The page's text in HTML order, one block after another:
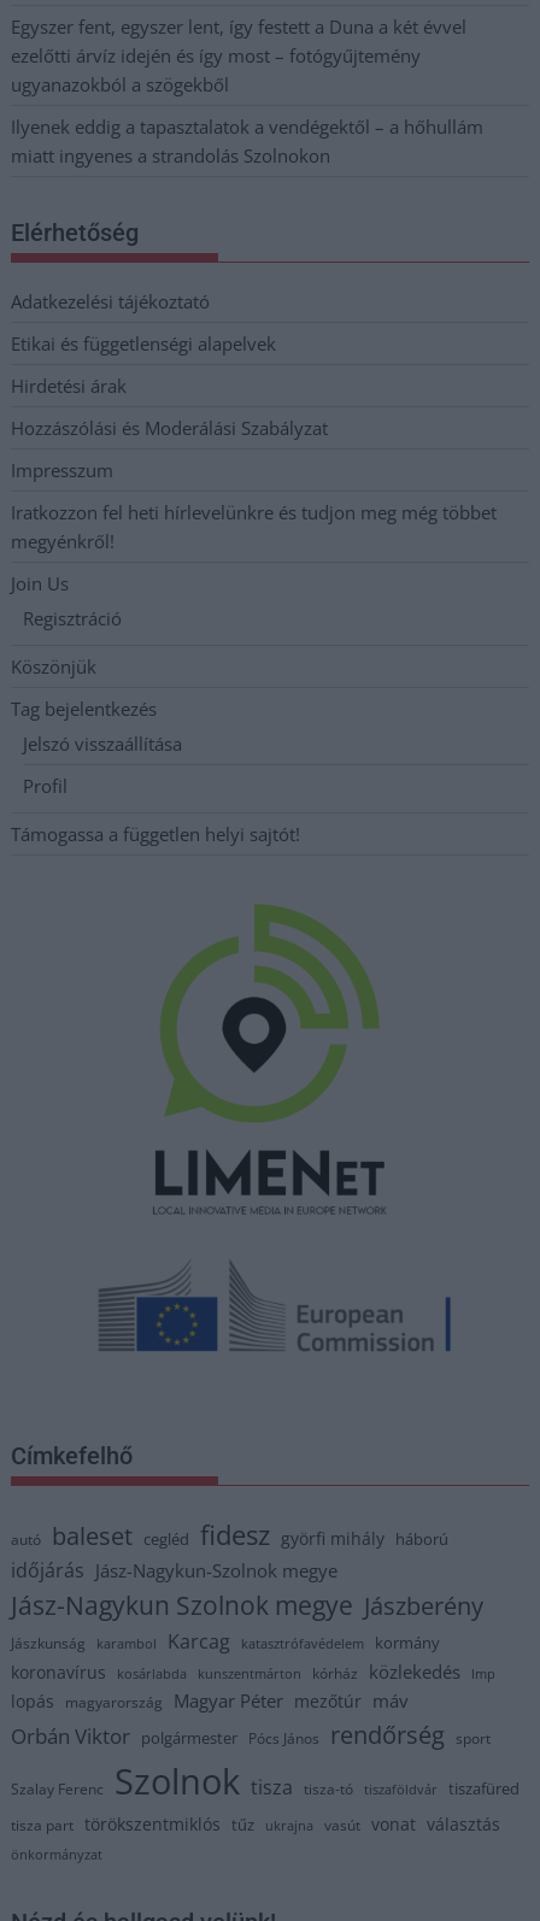
Egyszer fent, egyszer lent, így festett a Duna a két évvel
ezelőtti árvíz idején és így most – fotógyűjtemény
ugyanazokból a szögekből
Ilyenek eddig a tapasztalatok a vendégektől – a hőhullám
miatt ingyenes a strandolás Szolnokon
Elérhetőség
Adatkezelési tájékoztató
Etikai és függetlenségi alapelvek
Hirdetési árak
Hozzászólási és Moderálási Szabályzat
Impresszum
Iratkozzon fel heti hírlevelünkre és tudjon meg még többet
megyénkről!
Join Us
Regisztráció
Köszönjük
Tag bejelentkezés
Jelszó visszaállítása
Profil
Támogassa a független helyi sajtót!
Címkefelhő
autó baleset cegléd fidesz györfi mihály háború
időjárás Jász-Nagykun-Szolnok megye
Jász-Nagykun Szolnok megye Jászberény
Jászkunság karambol Karcag katasztrófavédelem kormány
koronavírus kosárlabda kunszentmárton kórház közlekedés lmp
lopás magyarország Magyar Péter mezőtúr máv
Orbán Viktor polgármester Pócs János rendőrség sport
Szalay Ferenc Szolnok tisza tisza-tó tiszaföldvár tiszafüred
tisza part törökszentmiklós tűz ukrajna vasút vonat választás
önkormányzat